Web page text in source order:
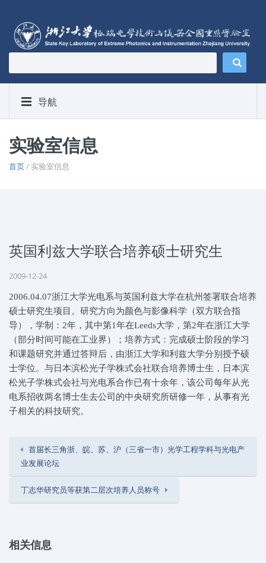
导航
实验室信息
首页/ 实验室信息
英国利兹大学联合培养硕士研究生
2009-12-24
2006.04.07浙江大学光电系与英国利兹大学在杭州签署联合培养
硕士研究生项目。研究方向为颜色与影像科学（双方联合指
导），学制：2年，其中第1年在Leeds大学，第2年在浙江大学
（部分时间可能在工业界）；培养方式：完成硕士阶段的学习
和课题研究并通过答辩后，由浙江大学和利兹大学分别授予硕
士学位。与日本滨松光子学株式会社联合培养博士生，日本滨
松光子学株式会社与光电系合作已有十余年，该公司每年从光
电系招收两名博士生去公司的中央研究所研修一年，从事有光
子相关的科技研究。
首届长三角浙、皖、苏、沪（三省一市）光学工程学科与光电产
业发展论坛
丁志华研究员等获第二层次培养人员称号
相关信息